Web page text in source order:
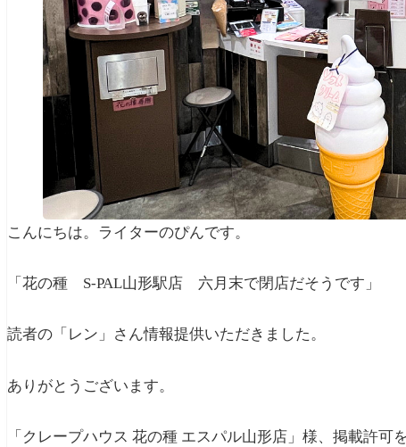
こんにちは。ライターのぴんです。
「花の種 S-PAL山形駅店 六月末で閉店だそうです」
読者の「レン」さん情報提供いただきました。
ありがとうございます。
「クレープハウス 花の種 エスパル山形店」様、掲載許可